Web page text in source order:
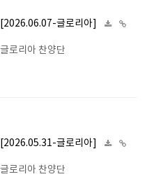
[2026.06.07-글로리아]
글로리아 찬양단
[2026.05.31-글로리아]
글로리아 찬양단